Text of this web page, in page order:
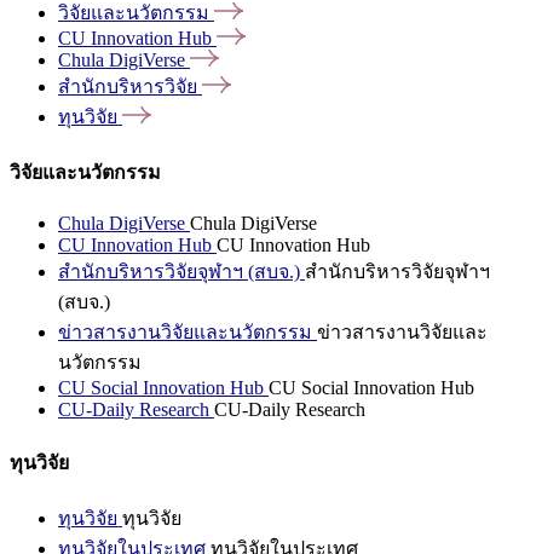
วิจัยและนวัตกรรม
CU Innovation Hub
Chula DigiVerse
สำนักบริหารวิจัย
ทุนวิจัย
วิจัยและนวัตกรรม
Chula DigiVerse Chula DigiVerse
CU Innovation Hub CU Innovation Hub
สำนักบริหารวิจัยจุฬาฯ (สบจ.) สำนักบริหารวิจัยจุฬาฯ
(สบจ.)
ข่าวสารงานวิจัยและนวัตกรรม ข่าวสารงานวิจัยและ
นวัตกรรม
CU Social Innovation Hub CU Social Innovation Hub
CU-Daily Research CU-Daily Research
ทุนวิจัย
ทุนวิจัย ทุนวิจัย
ทุนวิจัยในประเทศ ทุนวิจัยในประเทศ